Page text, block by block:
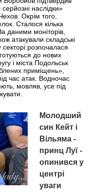
наслідки»
Окрім того,
Сталося кілька
даними моніторів,
атакували складські
розпочалася
до нових
і міста Подольськ
приміщень»,
час атак. Водночас
мовляв, усе під
Молодший
син Кейт і
Вільяма -
принц Луї -
опинився у
центрі
уваги